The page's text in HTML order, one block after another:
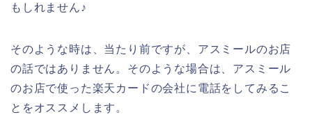
もしれません♪
そのような時は、当たり前ですが、アスミールのお店
の話ではありません。そのような場合は、アスミール
のお店で使った楽天カードの会社に電話をしてみるこ
とをオススメします。